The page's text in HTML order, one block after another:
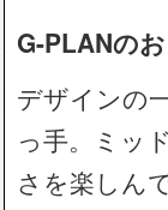
G-PLANの
デザインの
っ手。ミッ
さを楽しん